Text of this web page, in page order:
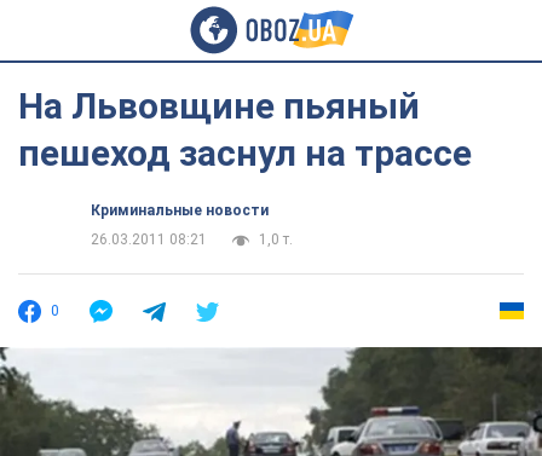
На Львовщине пьяный
пешеход заснул на трассе
Криминальные новости
26.03.2011 08:21
1,0 т.
0